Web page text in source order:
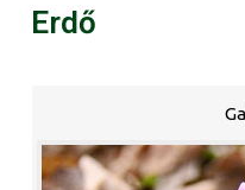
Erdő